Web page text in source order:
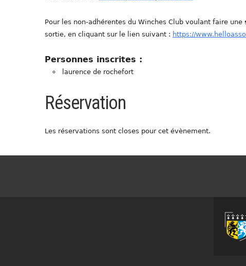
Pour les non-adhérentes du Winches Club voulant faire une
sortie, en cliquant sur le lien suivant : https://
Personnes inscrites :
laurence de rochefort
Réservation
Les réservations sont closes pour cet évènement.